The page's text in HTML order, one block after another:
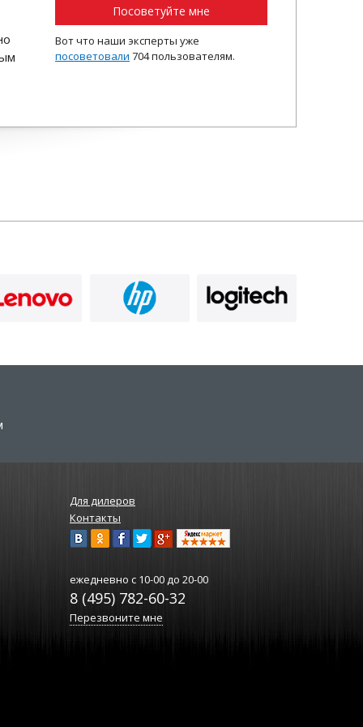
Посоветуйте мне
Вот что наши эксперты уже
посоветовали 704 пользователям.
Для дилеров
Контакты
ежедневно с 10-00 до 20-00
8 (495) 782-60-32
Перезвоните мне